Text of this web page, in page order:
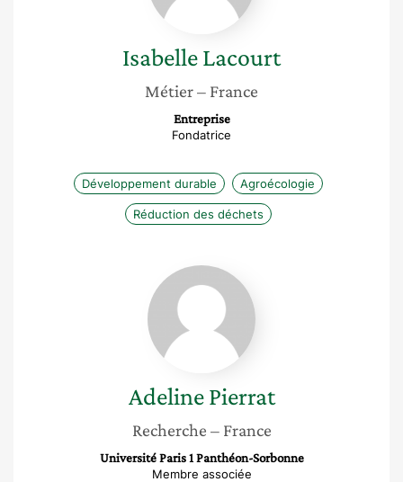
IsabelleLacourt
Métier– France
Entreprise
Fondatrice
Développement durable Agroécologie
Réduction des déchets
Adeline
Pierrat
Adeline Pierrat
Recherche – France
Université Paris 1 Panthéon-Sorbonne
Membre associée